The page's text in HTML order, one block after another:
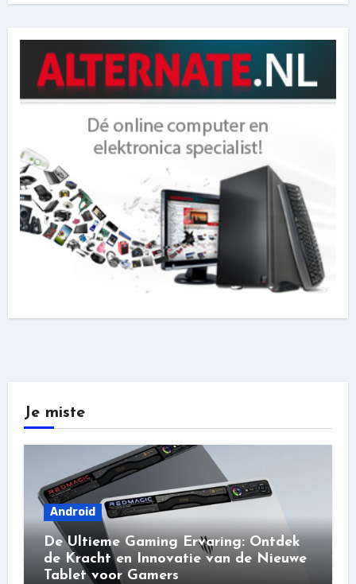
Je miste
Android
De Ultieme Gaming Ervaring: Ontdek
de Kracht en Innovatie van de Nieuwe
Tablet voor Gamers